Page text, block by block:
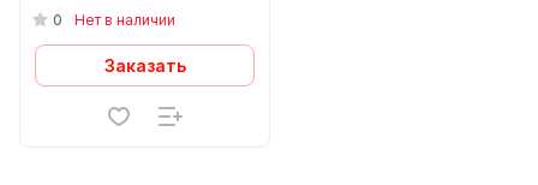
13N4VRG-EE
0 Нет в наличии
Заказать